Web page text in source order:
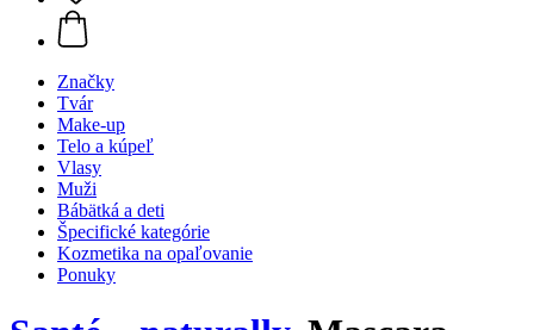
Značky
Tvár
Make-up
Telo a kúpeľ
Vlasy
Muži
Bábätká a deti
Špecifické kategórie
Kozmetika na opaľovanie
Ponuky